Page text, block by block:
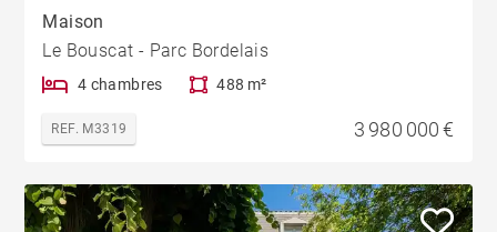
Maison
Le Bouscat - Parc Bordelais
4 chambres 488 m²
REF. M3319 3 980 000 €